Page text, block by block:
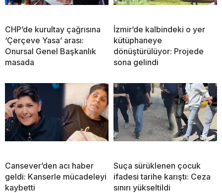
CHP’de kurultay çağrısına
‘Çerçeve Yasa’ arası:
Onursal Genel Başkanlık
masada
İzmir’de kalbindeki o yer
kütüphaneye
dönüştürülüyor: Projede
sona gelindi
Cansever’den acı haber
geldi: Kanserle mücadeleyi
kaybetti
Suça sürüklenen çocuk
ifadesi tarihe karıştı: Ceza
sınırı yükseltildi